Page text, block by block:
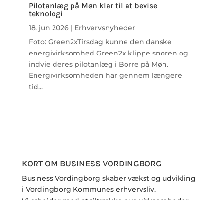
Pilotanlæg på Møn klar til at bevise
teknologi
18. jun 2026 | Erhvervsnyheder
Foto: Green2xTirsdag kunne den danske
energivirksomhed Green2x klippe snoren og
indvie deres pilotanlæg i Borre på Møn.
Energivirksomheden har gennem længere
tid...
KORT OM BUSINESS VORDINGBORG
Business Vordingborg skaber vækst og udvikling
i Vordingborg Kommunes erhvervsliv.